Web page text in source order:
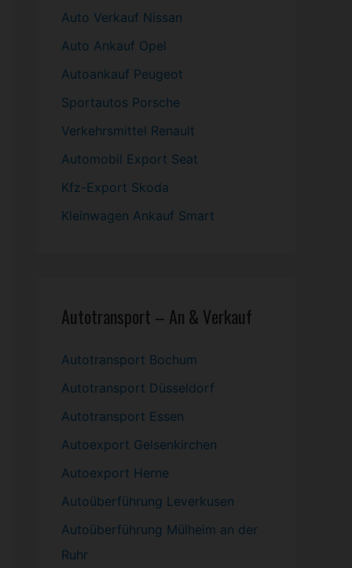
Auto Verkauf Nissan
Auto Ankauf Opel
Autoankauf Peugeot
Sportautos Porsche
Verkehrsmittel Renault
Automobil Export Seat
Kfz-Export Skoda
Kleinwagen Ankauf Smart
Autotransport – An & Verkauf
Autotransport Bochum
Autotransport Düsseldorf
Autotransport Essen
Autoexport Gelsenkirchen
Autoexport Herne
Autoüberführung Leverkusen
Autoüberführung Mülheim an der
Ruhr